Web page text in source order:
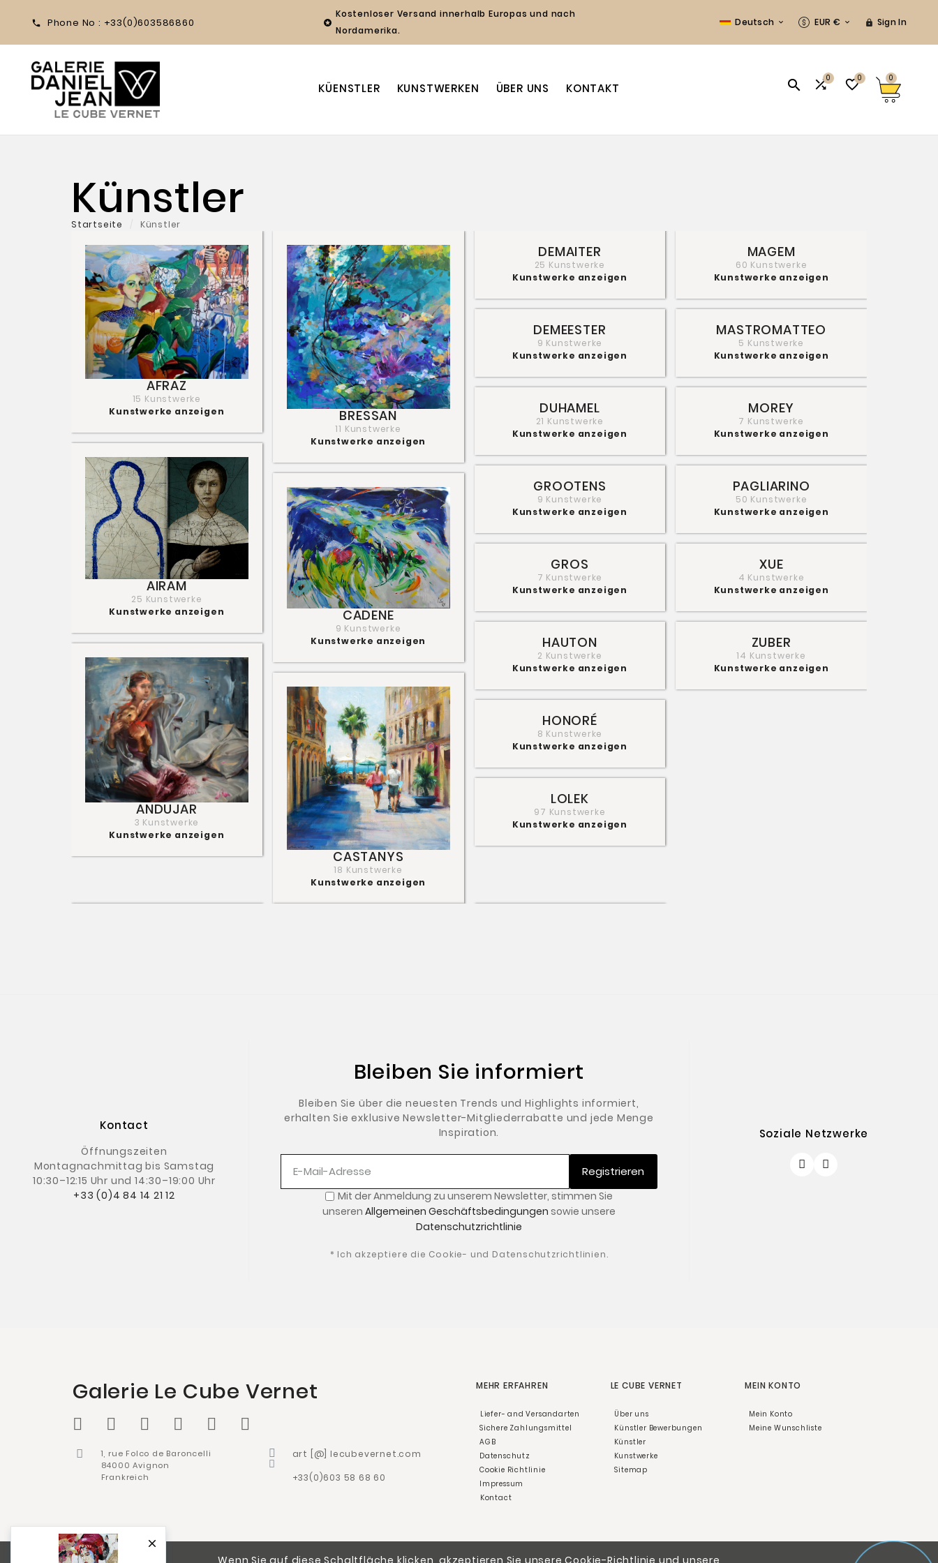
Wenn Sie auf diese Schaltfläche klicken, akzeptieren Sie unsere Cookie-Richtlinie und unsere

 Phone No : +33(0)603586860 
Kostenloser Versand innerhalb Europas und nach
Nordamerika.
Deutsch  EUR €   Sign In
KÜENSTLER KUNSTWERKEN ÜBER UNS KONTAKT  0 0 0
Künstler
Startseite Künstler
AFRAZ
15 Kunstwerke
Kunstwerke anzeigen
AIRAM
25 Kunstwerke
Kunstwerke anzeigen
ANDUJAR
3 Kunstwerke
Kunstwerke anzeigen
BRESSAN
11 Kunstwerke
Kunstwerke anzeigen
CADENE
9 Kunstwerke
Kunstwerke anzeigen
CASTANYS
18 Kunstwerke
Kunstwerke anzeigen
DEMAITER
25 Kunstwerke
Kunstwerke anzeigen
DEMEESTER
9 Kunstwerke
Kunstwerke anzeigen
DUHAMEL
21 Kunstwerke
Kunstwerke anzeigen
GROOTENS
9 Kunstwerke
Kunstwerke anzeigen
GROS
7 Kunstwerke
Kunstwerke anzeigen
HAUTON
2 Kunstwerke
Kunstwerke anzeigen
HONORÉ
8 Kunstwerke
Kunstwerke anzeigen
LOLEK
97 Kunstwerke
Kunstwerke anzeigen
MAGEM
60 Kunstwerke
Kunstwerke anzeigen
MASTROMATTEO
5 Kunstwerke
Kunstwerke anzeigen
MOREY
7 Kunstwerke
Kunstwerke anzeigen
PAGLIARINO
50 Kunstwerke
Kunstwerke anzeigen
XUE
4 Kunstwerke
Kunstwerke anzeigen
ZUBER
14 Kunstwerke
Kunstwerke anzeigen
Kontact
Öffnungszeiten
Montagnachmittag bis Samstag
10:30–12:15 Uhr und 14:30–19:00 Uhr
+33 (0)4 84 14 21 12
Bleiben Sie informiert
Bleiben Sie über die neuesten Trends und Highlights informiert,
erhalten Sie exklusive Newsletter-Mitgliederrabatte und jede Menge
Inspiration.
Registrieren
Mit der Anmeldung zu unserem Newsletter, stimmen Sie
unseren Allgemeinen Geschäftsbedingungen sowie unsere
Datenschutzrichtlinie
* Ich akzeptiere die Cookie- und Datenschutzrichtlinien.
Soziale Netzwerke
Galerie Le Cube Vernet
1, rue Folco de Baroncelli
84000 Avignon
Frankreich
art [@] lecubevernet.com
+33(0)603 58 68 60
MEHR ERFAHREN
Liefer- and Versandarten
Sichere Zahlungsmittel
AGB
Datenschutz
Cookie Richtlinie
Impressum
Kontact
LE CUBE VERNET
Über uns
Künstler Bewerbungen
Künstler
Kunstwerke
Sitemap
MEIN KONTO
Mein Konto
Meine Wunschliste